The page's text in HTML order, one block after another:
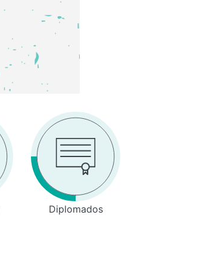
Diplomados